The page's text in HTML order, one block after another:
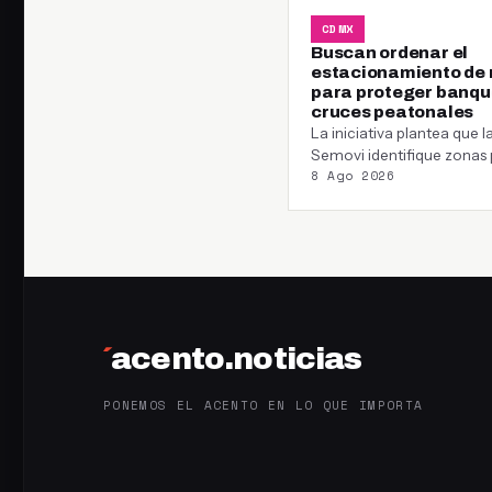
CDMX
Buscan ordenar el
estacionamiento de
para proteger
cruces peatonales
La iniciativa plantea que la
Semovi identifique zonas
habilitar cajones
8 Ago 2026
´acento.noticias
PONEMOS EL ACENTO EN LO QUE IMPORTA